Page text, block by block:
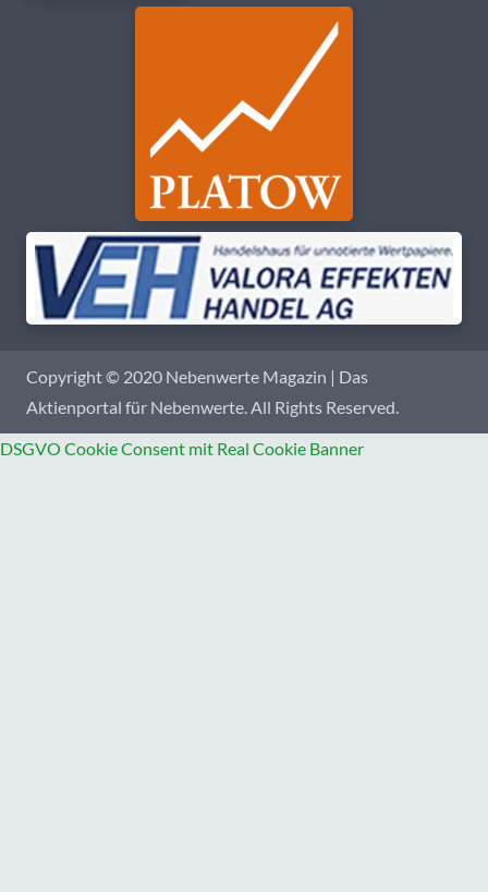
Copyright © 2020 Nebenwerte Magazin | Das
Aktienportal für Nebenwerte. All Rights Reserved.
DSGVO Cookie Consent mit Real Cookie Banner